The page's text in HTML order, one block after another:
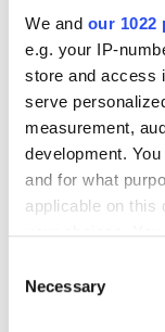
We and our 1022
e.g. your IP-
store and access
serve
measurement,
development.
and for what
applicable on this
your choices.
the Privacy trigger
Selection
Necessary
Жақсы
Өте жақсы
Тамаша
NephroPlus
Vadodara, India
4.39 км қала
Сусындар мен
Теледидар
HD диализ €72.6